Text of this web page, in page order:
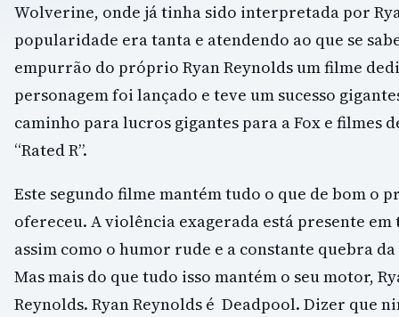
Wolverine, onde já tinha sido interpretada por
popularidade era tanta e atendendo ao que se
empurrão do próprio Ryan Reynolds um filme
personagem foi lançado e teve um sucesso
caminho para lucros gigantes para a Fox e filmes
“Rated R”.
Este segundo filme mantém tudo o que de bom o
ofereceu. A violência exagerada está presente
assim como o humor rude e a constante quebra
Mas mais do que tudo isso mantém o seu motor,
Reynolds. Ryan Reynolds é Deadpool. Dizer que